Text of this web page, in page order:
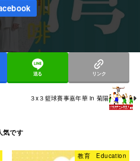
送る リンク
３x３籃球賽事嘉年華 in 菊陽
教育 Education